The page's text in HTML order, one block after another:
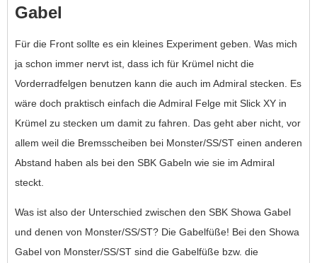
Gabel
Für die Front sollte es ein kleines Experiment geben. Was mich
ja schon immer nervt ist, dass ich für Krümel nicht die
Vorderradfelgen benutzen kann die auch im Admiral stecken. Es
wäre doch praktisch einfach die Admiral Felge mit Slick XY in
Krümel zu stecken um damit zu fahren. Das geht aber nicht, vor
allem weil die Bremsscheiben bei Monster/SS/ST einen anderen
Abstand haben als bei den SBK Gabeln wie sie im Admiral
steckt.
Was ist also der Unterschied zwischen den SBK Showa Gabel
und denen von Monster/SS/ST? Die Gabelfüße! Bei den Showa
Gabel von Monster/SS/ST sind die Gabelfüße bzw. die